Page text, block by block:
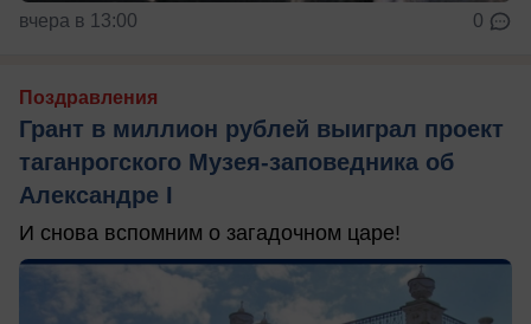
вчера в 13:00 0
Поздравления
Грант в миллион рублей выиграл проект
таганрогского Музея-заповедника об
Александре I
И снова вспомним о загадочном царе!